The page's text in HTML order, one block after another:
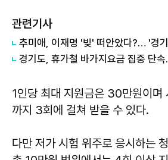
관련기사
1인당 최대 지원금은 30만원이며
까지 3회에 걸쳐 받을 수 있다.
다만 저가 시험 위주로 응시하는